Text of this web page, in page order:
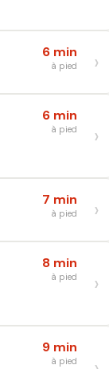
6 min
à pied
6 min
à pied
7 min
à pied
8 min
à pied
9 min
à pied